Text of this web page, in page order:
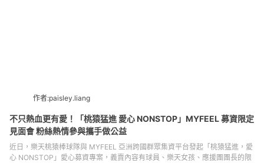
作者:paisley.liang
不只熱血更有愛！「桃猿猛進 愛心 NONSTOP」MYFEEL 募資限定
見面會 粉絲熱情參與攜手做公益
近日，樂天桃猿棒球隊與 MYFEEL 亞洲跨國群眾集資平台發起「桃猿猛進，愛
心 NONSTOP」愛心募資專案，義賣內容有球員、樂天女孩、應援團團長的限